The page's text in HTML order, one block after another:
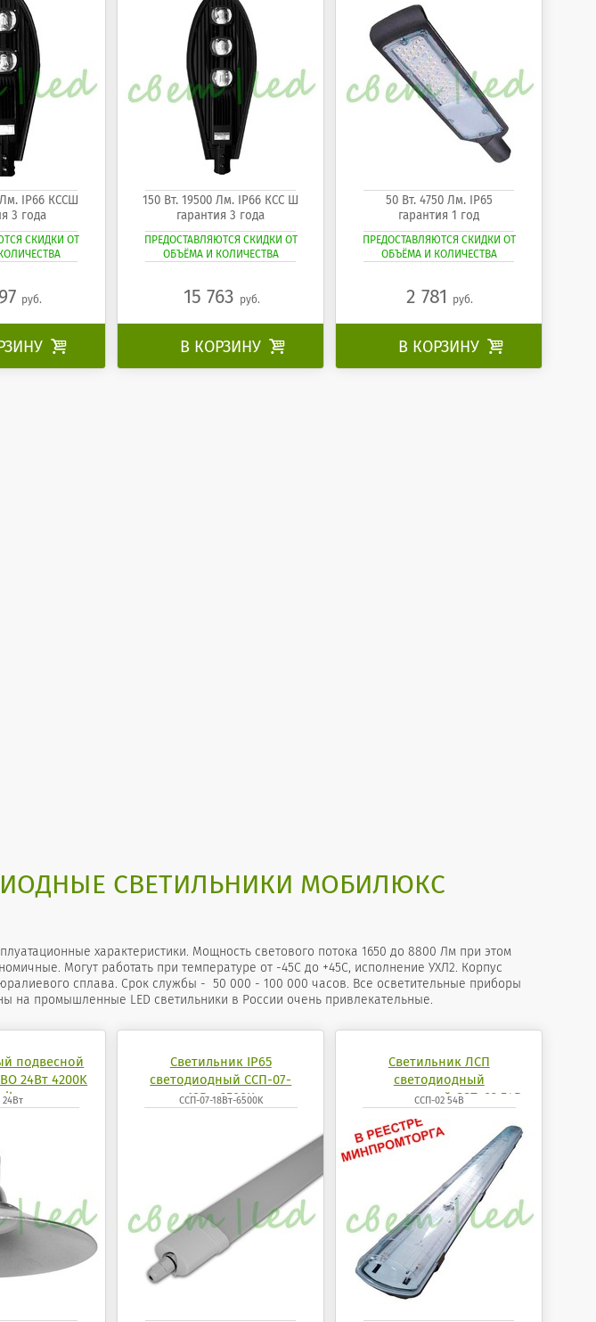
Лм. IP66 КССШ
3 года
СКИДКИ ОТ
руб.

150 Вт. 19500 Лм. IP66 КСС Ш
гарантия 3 года
ПРЕДОСТАВЛЯЮТСЯ СКИДКИ ОТ
ОБЪЁМА И КОЛИЧЕСТВА
15 763 руб.
В КОРЗИНУ 
50 Вт. 4750 Лм. IP65
гарантия 1 год
ПРЕДОСТАВЛЯЮТСЯ СКИДКИ ОТ
ОБЪЁМА И КОЛИЧЕСТВА
2 781 руб.
В КОРЗИНУ 
СВЕТИЛЬНИКИ МОБИЛЮКС
характеристики. Мощность светового потока 1650 до 8800 Лм при этом
Могут работать при температуре от -45С до +45С, исполнение УХЛ2. Корпус
сплава. Срок службы - 50 000 - 100 000 часов. Все осветительные приборы
на промышленные LED светильники в России очень привлекательные.
подвесной
24Вт 4200K
Светильник IP65
светодиодный ССП-07-
18Вт-6500K
ССП-07-18Вт-6500K
Светильник ЛСП
светодиодный
промышленный ССП-02 54Вт
4200К 6500K mobilux
ССП-02 54В